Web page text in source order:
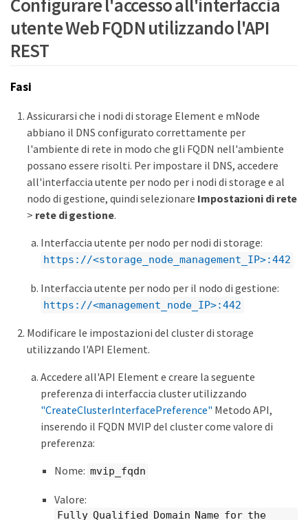
Configurare l'accesso all'interfaccia
utente Web FQDN utilizzando l'API
REST
Fasi
Assicurarsi che i nodi di storage Element e mNode
abbiano il DNS configurato correttamente per
l'ambiente di rete in modo che gli FQDN nell'ambiente
possano essere risolti. Per impostare il DNS, accedere
all'interfaccia utente per nodo per i nodi di storage e al
nodo di gestione, quindi selezionare Impostazioni di rete
> rete di gestione.
Interfaccia utente per nodo per nodi di storage:
https://<storage_node_management_IP>:442
Interfaccia utente per nodo per il nodo di gestione:
https://<management_node_IP>:442
Modificare le impostazioni del cluster di storage
utilizzando l'API Element.
Accedere all'API Element e creare la seguente
preferenza di interfaccia cluster utilizzando
"CreateClusterInterfacePreference" Metodo API,
inserendo il FQDN MVIP del cluster come valore di
preferenza:
Nome: mvip_fqdn
Valore:
Fully Qualified Domain Name for the